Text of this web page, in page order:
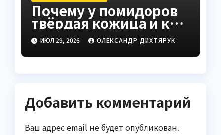
Почему у помидоров
твёрдая кожица и как
это исправить
ИЮЛ 29, 2026 ОЛЕКСАНДР ДИХТЯРУК
Добавить комментарий
Ваш адрес email не будет опубликован.